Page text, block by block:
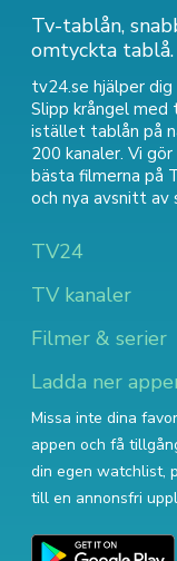
Tv-tablån,
omtyckta tablå.
tv24.se hjälper
Slipp krångel med
istället tablån på
200 kanaler. Vi
bästa filmerna på
och nya avsnitt av
TV24
TV kanaler
Filmer & serier
Ladda ner
Missa inte dina
appen och få
din egen watchlist,
till en annonsfri